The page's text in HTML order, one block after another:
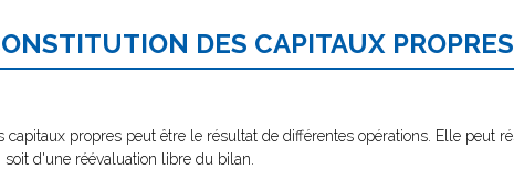
DES CAPITAUX PROPRES
capitaux propres peut être le résultat de différentes opérations. Elle peut
d'une réévaluation libre du bilan.